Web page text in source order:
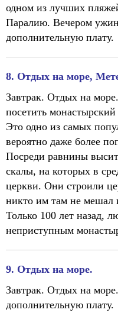
одном из лучших
Паралию. Вечером
дополнительную плату.
8. Отдых на море,
Завтрак. Отдых на
посетить
Это одно из самых
вероятно даже более
Посреди равнины
скалы, на которых в
церкви. Они строили
никто им там не мешал
Только 100 лет назад,
неприступным
9. Отдых на море.
Завтрак. Отдых на
дополнительную плату.